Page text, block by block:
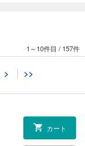
1～10件目 / 157件
> >>
カート